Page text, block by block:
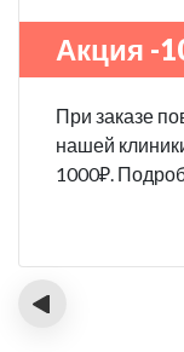
Акция -
При заказе
нашей
1000₽.
‹